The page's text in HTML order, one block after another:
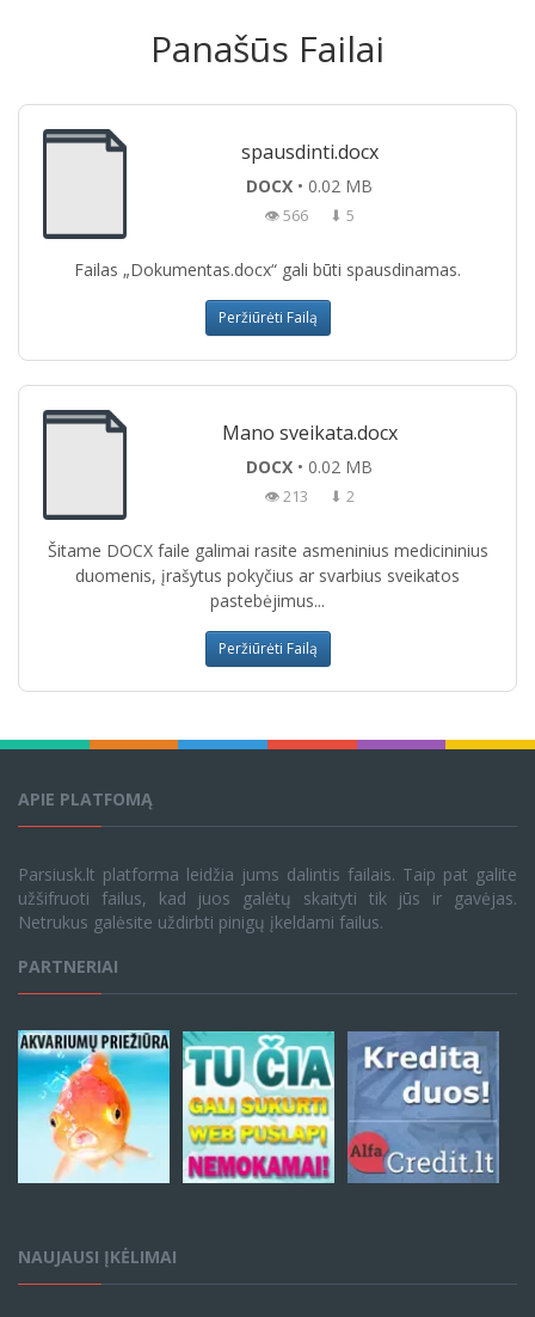
Panašūs Failai
spausdinti.docx
DOCX • 0.02 MB
👁 566 ⬇ 5
Failas „Dokumentas.docx“ gali būti spausdinamas.
Peržiūrėti Failą
Mano sveikata.docx
DOCX • 0.02 MB
👁 213 ⬇ 2
Šitame DOCX faile galimai rasite asmeninius medicininius
duomenis, įrašytus pokyčius ar svarbius sveikatos
pastebėjimus...
Peržiūrėti Failą
APIE PLATFOMĄ
Parsiusk.lt platforma leidžia jums dalintis failais. Taip pat galite
užšifruoti failus, kad juos galėtų skaityti tik jūs ir gavėjas.
Netrukus galėsite uždirbti pinigų įkeldami failus.
PARTNERIAI
NAUJAUSI ĮKĖLIMAI